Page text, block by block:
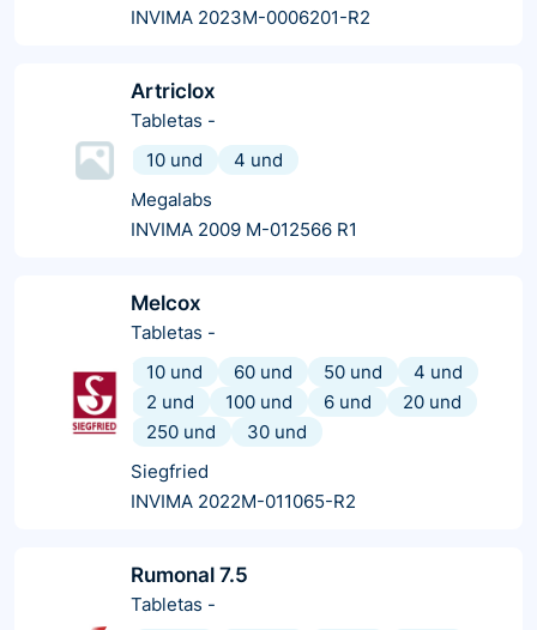
INVIMA 2023M-0006201-R2
Artriclox
Tabletas -
10 und
4 und
Megalabs
INVIMA 2009 M-012566 R1
Melcox
Tabletas -
10 und
60 und 50 und
4 und
2 und
100 und 6 und
20 und
250 und
30 und
Siegfried
INVIMA 2022M-011065-R2
Rumonal 7.5
Tabletas -